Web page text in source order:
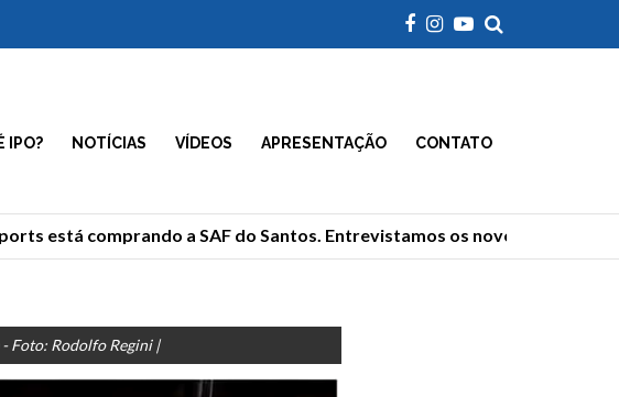
IPO? NOTÍCIAS VÍDEOS APRESENTAÇÃO CONTATO
está comprando a SAF do Santos. Entrevistamos os novos donos
- Foto: Rodolfo Regini |